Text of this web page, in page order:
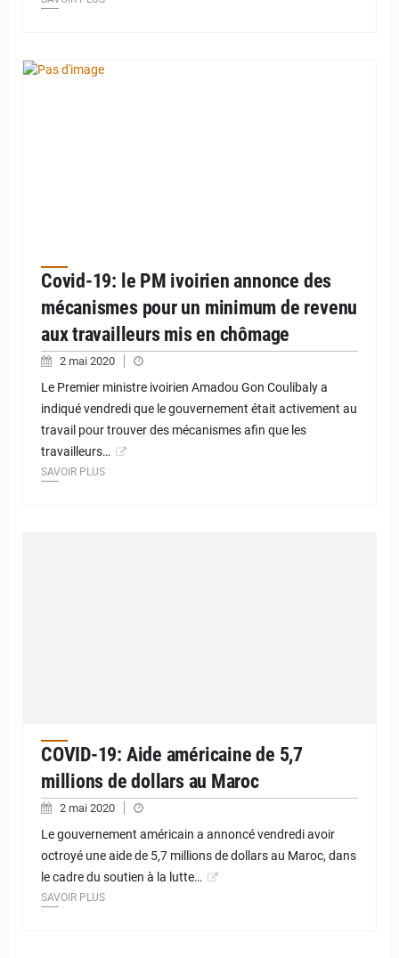
Covid-19: le PM ivoirien annonce des
mécanismes pour un minimum de revenu
aux travailleurs mis en chômage
2 mai 2020
Le Premier ministre ivoirien Amadou Gon Coulibaly a
indiqué vendredi que le gouvernement était activement au
travail pour trouver des mécanismes afin que les
travailleurs…
SAVOIR PLUS
COVID-19: Aide américaine de 5,7
millions de dollars au Maroc
2 mai 2020
Le gouvernement américain a annoncé vendredi avoir
octroyé une aide de 5,7 millions de dollars au Maroc, dans
le cadre du soutien à la lutte…
SAVOIR PLUS